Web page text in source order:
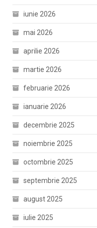
iunie 2026
mai 2026
aprilie 2026
martie 2026
februarie 2026
ianuarie 2026
decembrie 2025
noiembrie 2025
octombrie 2025
septembrie 2025
august 2025
iulie 2025